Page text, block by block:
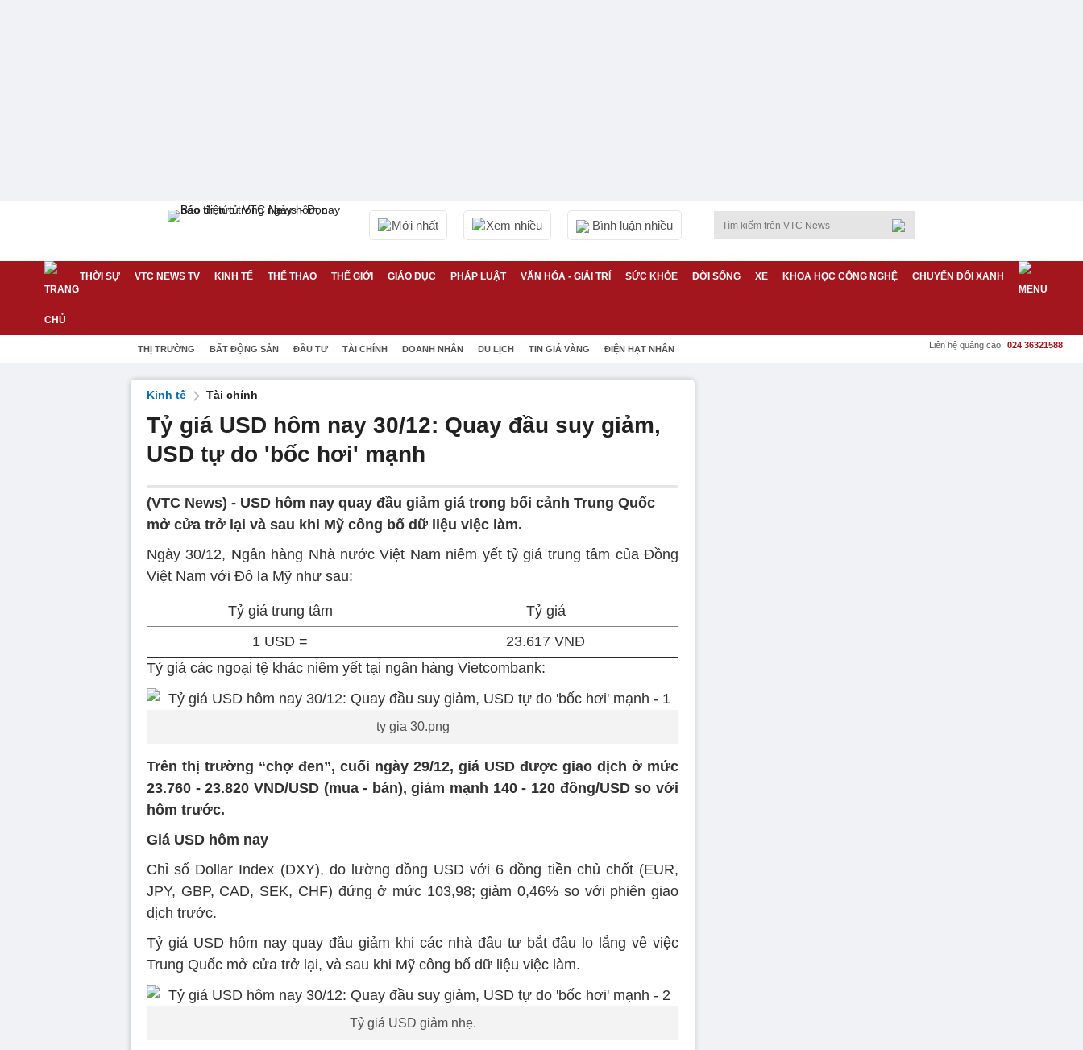
Mới nhất Xem nhiều Bình luận nhiều
THỜI SỰ VTC NEWS TV KINH TẾ THỂ THAO THẾ GIỚI GIÁO DỤC PHÁP LUẬT VĂN HÓA - GIẢI TRÍ SỨC KHỎE ĐỜI SỐNG XE KHOA HỌC CÔNG NGHỆ CHUYỂN ĐỔI XANH
THỊ TRƯỜNG BẤT ĐỘNG SẢN ĐẦU TƯ TÀI CHÍNH DOANH NHÂN DU LỊCH TIN GIÁ VÀNG ĐIỆN HẠT NHÂN Liên hệ quảng cáo: 024 36321588
Kinh tế Tài chính
Tỷ giá USD hôm nay 30/12: Quay đầu suy giảm,
USD tự do 'bốc hơi' mạnh
(VTC News) - USD hôm nay quay đầu giảm giá trong bối cảnh Trung Quốc
mở cửa trở lại và sau khi Mỹ công bố dữ liệu việc làm.
Ngày 30/12, Ngân hàng Nhà nước Việt Nam niêm yết tỷ giá trung tâm của Đồng
Việt Nam với Đô la Mỹ như sau:
Tỷ giá trung tâm
Tỷ giá
1 USD =
23.617 VNĐ
Tỷ giá các ngoại tệ khác niêm yết tại ngân hàng Vietcombank:
ty gia 30.png
Trên thị trường “chợ đen”, cuối ngày 29/12, giá USD được giao dịch ở mức
23.760 - 23.820 VND/USD (mua - bán), giảm mạnh 140 - 120 đồng/USD so với
hôm trước.
Giá USD hôm nay
Chỉ số Dollar Index (DXY), đo lường đồng USD với 6 đồng tiền chủ chốt (EUR,
JPY, GBP, CAD, SEK, CHF) đứng ở mức 103,98; giảm 0,46% so với phiên giao
dịch trước.
Tỷ giá USD hôm nay quay đầu giảm khi các nhà đầu tư bắt đầu lo lắng về việc
Trung Quốc mở cửa trở lại, và sau khi Mỹ công bố dữ liệu việc làm.
Tỷ giá USD giảm nhẹ.